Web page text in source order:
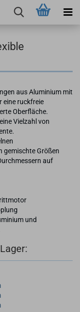
aus Aluminium mit
eine ruckfreie
Oberfläche.
Vielzahl von
gemischte Größen
auf
und